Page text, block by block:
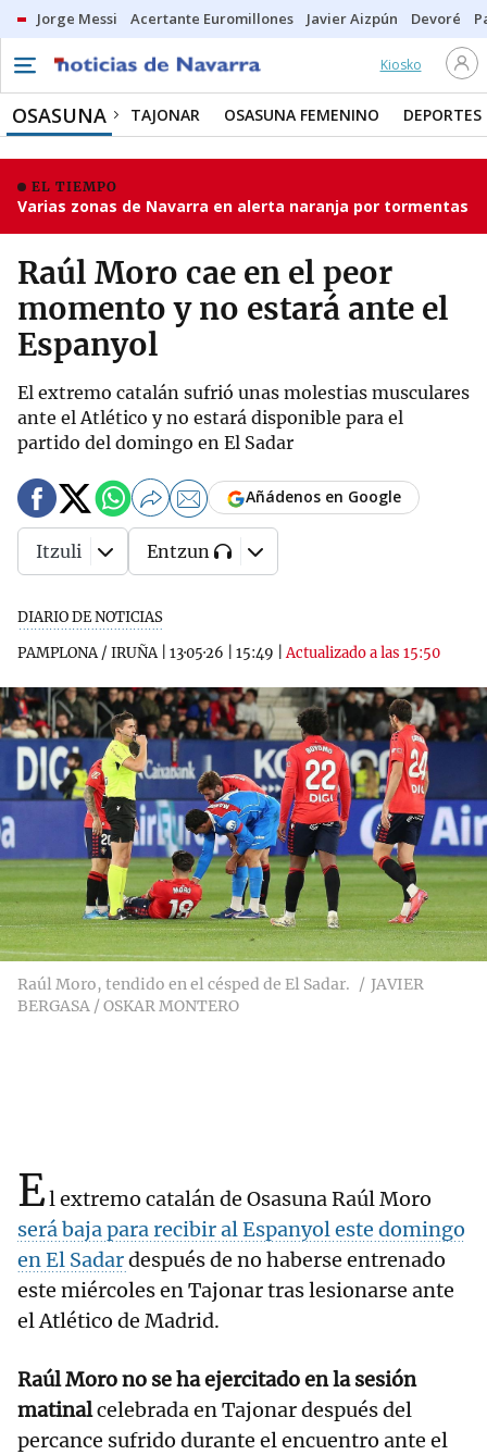
Jorge Messi Acertante Euromillones Javier Aizpún Devoré
Kiosko
OSASUNA TAJONAR OSASUNA FEMENINO DEPORTES
EL TIEMPO
Varias zonas de Navarra en alerta naranja por tormentas
Raúl Moro cae en el peor
momento y no estará ante el
Espanyol
El extremo catalán sufrió unas molestias musculares
ante el Atlético y no estará disponible para el
partido del domingo en El Sadar
DIARIO DE NOTICIAS
PAMPLONA / IRUÑA| 13·05·26 15:49 |Actualizado a las 15:50
Añádenos en Google
Itzuli Entzun
Raúl Moro, tendido en el césped de El Sadar.
JAVIER
BERGASA / OSKAR MONTERO
El extremo catalán de Osasuna Raúl Moro
será baja para recibir al Espanyol este domingo
en El Sadardespués de no haberse entrenado
este miércoles en Tajonar tras lesionarse ante
el Atlético de Madrid.
Raúl Moro no se ha ejercitado en la sesión
matinalcelebrada en Tajonar después del
percance sufrido durante el encuentro ante el